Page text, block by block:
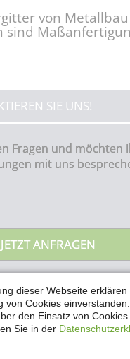
von Metallbau
sind
SIE UNS!
Fragen und möchten
mit uns
JETZT ANFRAGEN
dieser Webseite erklären
von Cookies
den Einsatz von
Sie in der